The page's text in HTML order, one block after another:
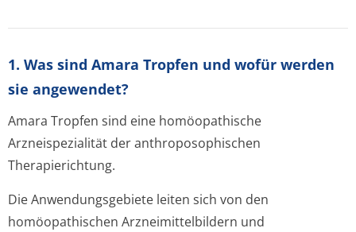
1. Was sind Amara Tropfen und wofür werden
sie angewendet?
Amara Tropfen sind eine homöopathische
Arzneispezialität der anthroposophischen
Therapierichtung.
Die Anwendungsgebiete leiten sich von den
homöopathischen Arzneimittelbil­dern und